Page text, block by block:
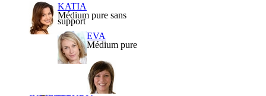
KATIA
Médium pure sans
support
EVA
Médium pure